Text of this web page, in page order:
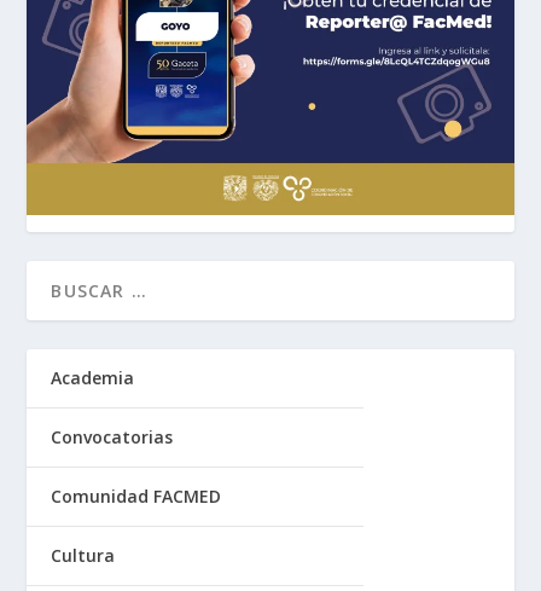
Academia
Convocatorias
Comunidad FACMED
Cultura